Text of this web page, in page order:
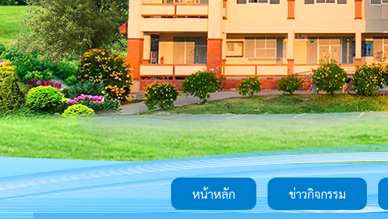
หน้าหลัก ข่าวกิจกรรม